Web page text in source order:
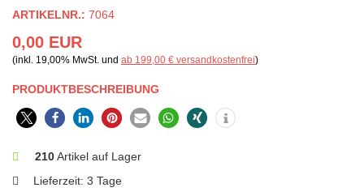
ARTIKELNR.: 7064
0,00 EUR
(inkl. 19,00% MwSt. und ab 199,00 € versandkostenfrei)
PRODUKTBESCHREIBUNG
210Artikel auf Lager
Lieferzeit: 3 Tage